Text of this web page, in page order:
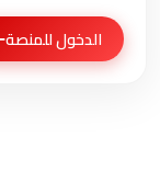
الدخول للمنصة